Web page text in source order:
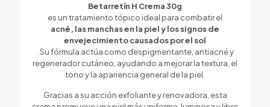
Betarretín H Crema 30g
es un tratamiento tópico ideal para combatir el
acné, las manchas en la piel y los signos de
envejecimiento causados por el sol
. Su fórmula actúa como despigmentante, antiacné y
regenerador cutáneo, ayudando a mejorar la textura, el
tono y la apariencia general de la piel.
Gracias a su acción exfoliante y renovadora, esta